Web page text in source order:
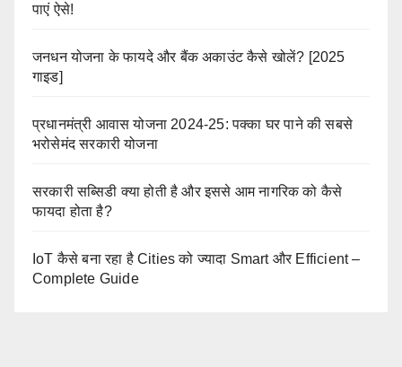
पाएं ऐसे!
जनधन योजना के फायदे और बैंक अकाउंट कैसे खोलें? [2025
गाइड]
प्रधानमंत्री आवास योजना 2024-25: पक्का घर पाने की सबसे
भरोसेमंद सरकारी योजना
सरकारी सब्सिडी क्या होती है और इससे आम नागरिक को कैसे
फायदा होता है?
IoT कैसे बना रहा है Cities को ज्यादा Smart और Efficient –
Complete Guide